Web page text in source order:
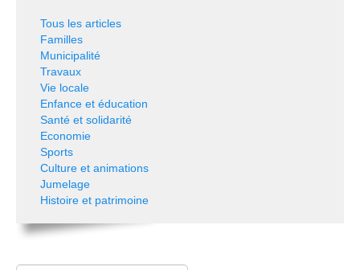
Tous les articles
Familles
Municipalité
Travaux
Vie locale
Enfance et éducation
Santé et solidarité
Economie
Sports
Culture et animations
Jumelage
Histoire et patrimoine
Rechercher